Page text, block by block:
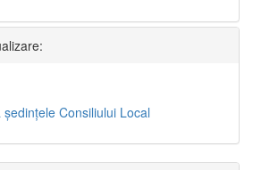
Consiliului Local